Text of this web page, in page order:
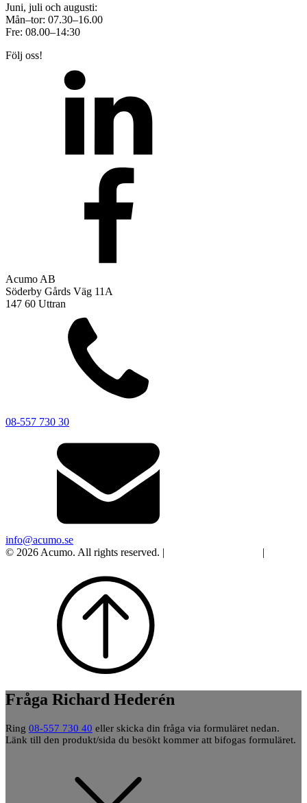
Juni, juli och augusti:
Mån–tor: 07.30–16.00
Fre: 08.00–14:30
Följ oss!
Acumo AB
Söderby Gårds Väg 11A
147 60 Uttran
08-557 730 30
info@acumo.se
© 2026 Acumo. All rights reserved. |
|
Fråga Richard Hederén
Ring 08-557 730 40 eller skicka din fråga via formuläret nedan.
Länk till den produkt/sida du besökt kommer att bifogas formuläret.